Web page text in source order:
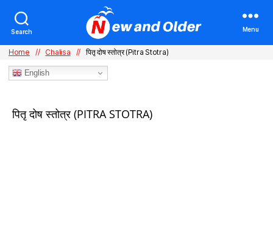
Search Menu
Home // Chalisa // पितृ दोष स्तोत्र (Pitra Stotra)
English
Categories
पितृ दोष स्तोत्र (PITRA STOTRA)